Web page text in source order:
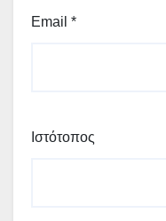
Email *
Ιστότοπος